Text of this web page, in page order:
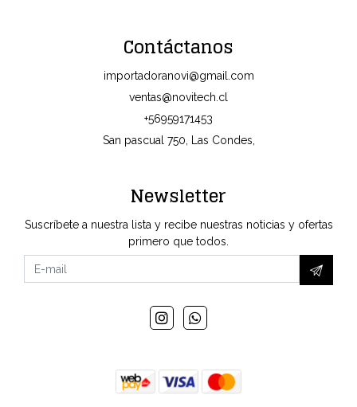
Contáctanos
importadoranovi@gmail.com
ventas@novitech.cl
+56959171453
San pascual 750, Las Condes,
Newsletter
Suscríbete a nuestra lista y recibe nuestras noticias y ofertas
primero que todos.